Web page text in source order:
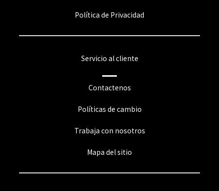
Política de Privacidad
Servicio al cliente
Contactenos
Políticas de cambio
Trabaja con nosotros
Mapa del sitio